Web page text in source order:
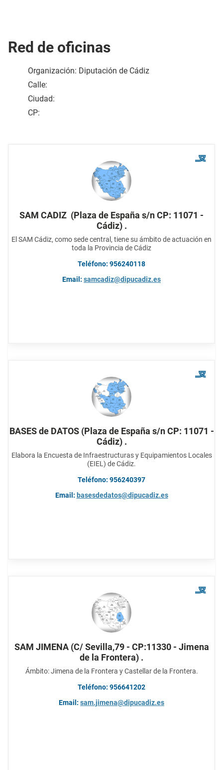
Red de oficinas
Organización: Diputación de Cádiz
Calle:
Ciudad:
CP:
SAM CADIZ (Plaza de España s/n CP: 11071 -
Cádiz) .
El SAM Cádiz, como sede central, tiene su ámbito de actuación en
toda la Provincia de Cádiz
Teléfono: 956240118
Email: samcadiz@dipucadiz.es
BASES de DATOS (Plaza de España s/n CP: 11071 -
Cádiz) .
Elabora la Encuesta de Infraestructuras y Equipamientos Locales
(EIEL) de Cádiz.
Teléfono: 956240397
Email: basesdedatos@dipucadiz.es
SAM JIMENA (C/ Sevilla,79 - CP:11330 - Jimena
de la Frontera) .
Ámbito: Jimena de la Frontera y Castellar de la Frontera.
Teléfono: 956641202
Email: sam.jimena@dipucadiz.es